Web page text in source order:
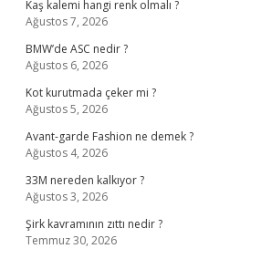
Kaş kalemi hangi renk olmalı ?
Ağustos 7, 2026
BMW’de ASC nedir ?
Ağustos 6, 2026
Kot kurutmada çeker mi ?
Ağustos 5, 2026
Avant-garde Fashion ne demek ?
Ağustos 4, 2026
33M nereden kalkıyor ?
Ağustos 3, 2026
Şirk kavramının zıttı nedir ?
Temmuz 30, 2026